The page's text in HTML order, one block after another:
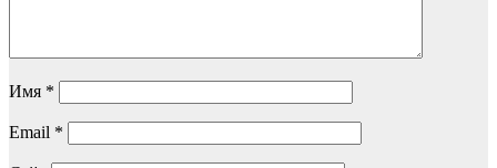
Имя *
Email *